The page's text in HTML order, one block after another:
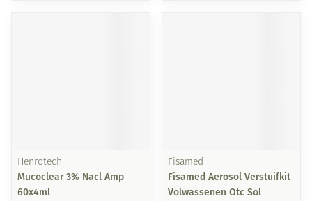
Henrotech
Mucoclear 3% Nacl Amp
60x4ml
Fisamed
Fisamed Aerosol Verstuifkit
Volwassenen Otc Sol